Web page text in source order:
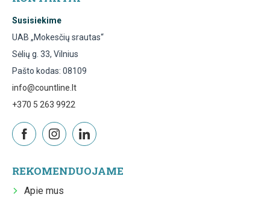
Susisiekime
UAB „Mokesčių srautas“
Sėlių g. 33, Vilnius
Pašto kodas: 08109
info@countline.lt
+370 5 263 9922
REKOMENDUOJAME
Apie mus